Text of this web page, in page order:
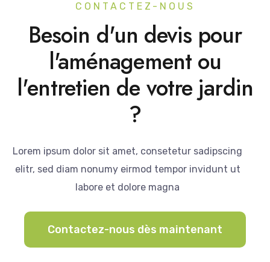
CONTACTEZ-NOUS
Besoin d'un devis pour
l'aménagement ou
l'entretien de votre jardin
?
Lorem ipsum dolor sit amet, consetetur sadipscing
elitr, sed diam nonumy eirmod tempor invidunt ut
labore et dolore magna
Contactez-nous dès maintenant